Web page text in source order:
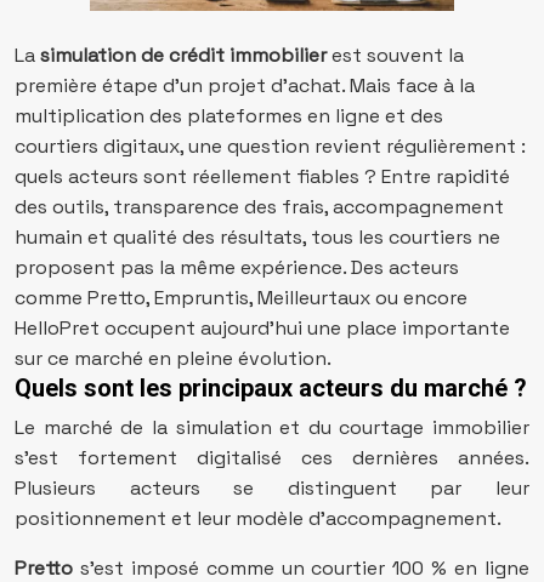
Lasimulation de crédit immobilierest souvent la
première étape d’un projet d’achat. Mais face à la
multiplication des plateformes en ligne et des
courtiers digitaux, une question revient régulièrement :
quels acteurs sont réellement fiables ? Entre rapidité
des outils, transparence des frais, accompagnement
humain et qualité des résultats, tous les courtiers ne
proposent pas la même expérience. Des acteurs
comme Pretto, Empruntis, Meilleurtaux ou encore
HelloPret occupent aujourd’hui une place importante
sur ce marché en pleine évolution.
Quels sont les principaux acteurs du marché ?
Le marché de la simulation et du courtage immobilier
s’est fortement digitalisé ces dernières années.
Plusieurs acteurs se distinguent par leur
positionnement et leur modèle d’accompagnement.
Pretto s’est imposé comme un courtier 100 % en ligne